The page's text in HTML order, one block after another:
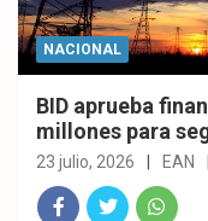
NACIONAL
BID aprueba
millones para
23 julio, 2026 EAN